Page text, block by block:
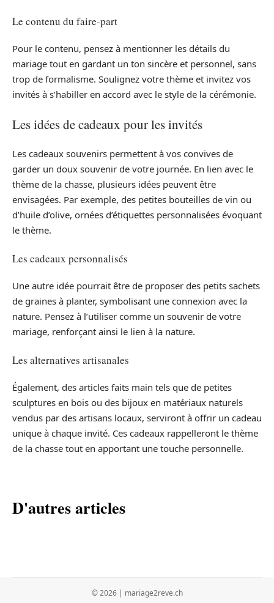
Le contenu du faire-part
Pour le contenu, pensez à mentionner les détails du
mariage tout en gardant un ton sincère et personnel, sans
trop de formalisme. Soulignez votre thème et invitez vos
invités à s’habiller en accord avec le style de la cérémonie.
Les idées de cadeaux pour les invités
Les cadeaux souvenirs permettent à vos convives de
garder un doux souvenir de votre journée. En lien avec le
thème de la chasse, plusieurs idées peuvent être
envisagées. Par exemple, des petites bouteilles de vin ou
d’huile d’olive, ornées d’étiquettes personnalisées évoquant
le thème.
Les cadeaux personnalisés
Une autre idée pourrait être de proposer des petits sachets
de graines à planter, symbolisant une connexion avec la
nature. Pensez à l’utiliser comme un souvenir de votre
mariage, renforçant ainsi le lien à la nature.
Les alternatives artisanales
Également, des articles faits main tels que de petites
sculptures en bois ou des bijoux en matériaux naturels
vendus par des artisans locaux, serviront à offrir un cadeau
unique à chaque invité. Ces cadeaux rappelleront le thème
de la chasse tout en apportant une touche personnelle.
D'autres articles
© 2026 | mariage2reve.ch